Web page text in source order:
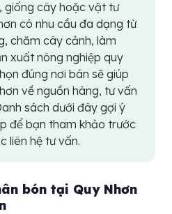
giống cây hoặc vật tư
có nhu cầu đa dạng từ
chăm cây cảnh, làm
xuất nông nghiệp quy
đúng nơi bán sẽ giúp
về nguồn hàng, tư vấn
sách dưới đây gợi ý
để bạn tham khảo trước
liên hệ tư vấn.
bón tại Quy Nhơn